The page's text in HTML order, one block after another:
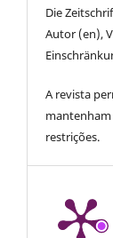
Die
Autor (en),
A revista
restrições.